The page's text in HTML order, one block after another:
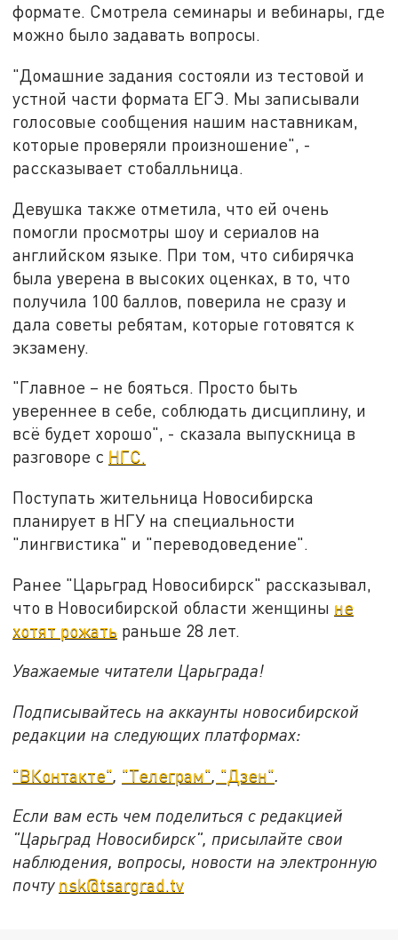
формате. Смотрела семинары и вебинары, где
можно было задавать вопросы.
"Домашние задания состояли из тестовой и
устной части формата ЕГЭ. Мы записывали
голосовые сообщения нашим наставникам,
которые проверяли произношение", -
рассказывает стобалльница.
Девушка также отметила, что ей очень
помогли просмотры шоу и сериалов на
английском языке. При том, что сибирячка
была уверена в высоких оценках, в то, что
получила 100 баллов, поверила не сразу и
дала советы ребятам, которые готовятся к
экзамену.
"Главное – не бояться. Просто быть
увереннее в себе, соблюдать дисциплину, и
всё будет хорошо", - сказала выпускница в
разговоре с НГС.
Поступать жительница Новосибирска
планирует в НГУ на специальности
"лингвистика" и "переводоведение".
Ранее "Царьград Новосибирск" рассказывал,
что в Новосибирской области женщины не
хотят рожать раньше 28 лет.
Уважаемые читатели Царьграда!
Подписывайтесь на аккаунты новосибирской
редакции на следующих платформах:
"ВКонтакте", "Телеграм", "Дзен".
Если вам есть чем поделиться с редакцией
"Царьград Новосибирск", присылайте свои
наблюдения, вопросы, новости на электронную
почту nsk@tsargrad.tv